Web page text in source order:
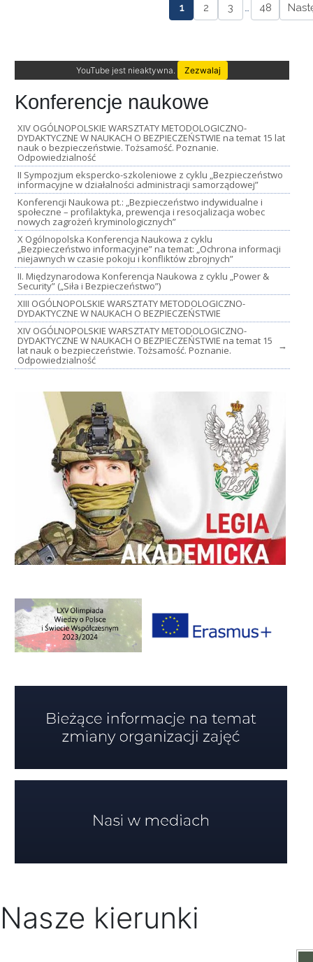
1 2 3 … 48
YouTube jest nieaktywna. Zezwalaj
Konferencje naukowe
XIV OGÓLNOPOLSKIE WARSZTATY METODOLOGICZNO-
DYDAKTYCZNE W NAUKACH O BEZPIECZEŃSTWIE na temat 15 lat
nauk o bezpieczeństwie. Tożsamość. Poznanie.
Odpowiedzialność
II Sympozjum ekspercko-szkoleniowe z cyklu „Bezpieczeństwo
informacyjne w działalności administracji samorządowej”
Konferencji Naukowa pt.: „Bezpieczeństwo indywidualne i
społeczne – profilaktyka, prewencja i resocjalizacja wobec
nowych zagrożeń kryminologicznych”
X Ogólnopolska Konferencja Naukowa z cyklu
„Bezpieczeństwo informacyjne” na temat: „Ochrona informacji
niejawnych w czasie pokoju i konfliktów zbrojnych”
II. Międzynarodowa Konferencja Naukowa z cyklu „Power &
Security” („Siła i Bezpieczeństwo”)
XIII OGÓLNOPOLSKIE WARSZTATY METODOLOGICZNO-
DYDAKTYCZNE W NAUKACH O BEZPIECZEŃSTWIE
XIV OGÓLNOPOLSKIE WARSZTATY METODOLOGICZNO-
DYDAKTYCZNE W NAUKACH O BEZPIECZEŃSTWIE na temat 15
lat nauk o bezpieczeństwie. Tożsamość. Poznanie.
Odpowiedzialność
→
Nasze kierunki